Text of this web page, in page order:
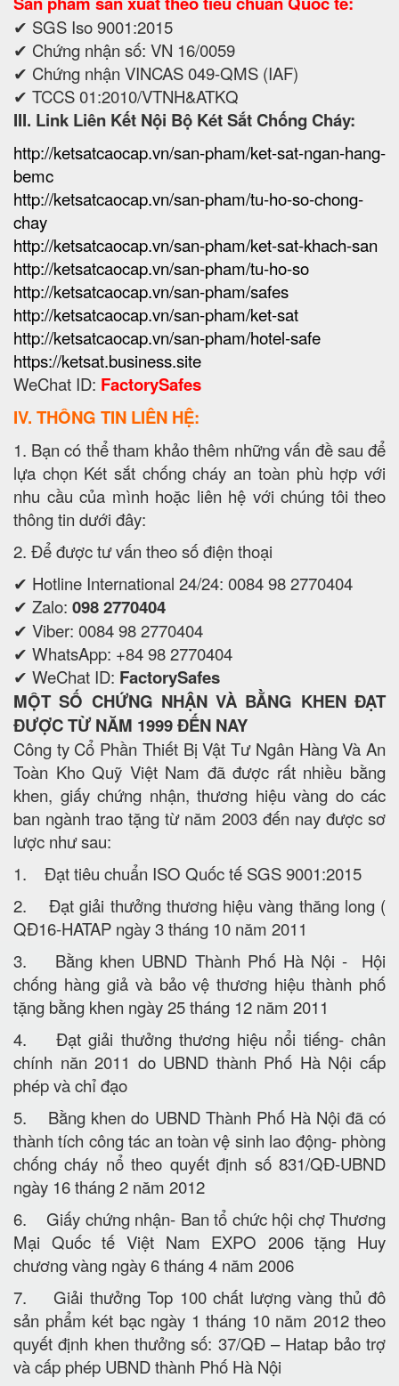
✔ SGS Iso 9001:2015
✔ Chứng nhận số: VN 16/0059
✔ Chứng nhận VINCAS 049-QMS (IAF)
✔ TCCS 01:2010/VTNH&ATKQ
III. Link Liên Kết Nội Bộ Két Sắt Chống Cháy:
http://ketsatcaocap.vn/san-pham/ket-sat-ngan-hang-
bemc
http://ketsatcaocap.vn/san-pham/tu-ho-so-chong-
chay
http://ketsatcaocap.vn/san-pham/ket-sat-khach-san
http://ketsatcaocap.vn/san-pham/tu-ho-so
http://ketsatcaocap.vn/san-pham/safes
http://ketsatcaocap.vn/san-pham/ket-sat
http://ketsatcaocap.vn/san-pham/hotel-safe
https://ketsat.business.site
WeChat ID: FactorySafes
IV. THÔNG TIN LIÊN HỆ:
1. Bạn có thể tham khảo thêm những vấn đề sau để
lựa chọn Két sắt chống cháy an toàn phù hợp với
nhu cầu của mình hoặc liên hệ với chúng tôi theo
thông tin dưới đây:
2. Để được tư vấn theo số điện thoại
✔ Hotline International 24/24: 0084 98 2770404
✔ Zalo: 098 2770404
✔ Viber: 0084 98 2770404
✔ WhatsApp: +84 98 2770404
✔ WeChat ID: FactorySafes
MỘT SỐ CHỨNG NHẬN VÀ BẰNG KHEN ĐẠT
ĐƯỢC TỪ NĂM 1999 ĐẾN NAY
Công ty Cổ Phần Thiết Bị Vật Tư Ngân Hàng Và An
Toàn Kho Quỹ Việt Nam đã được rất nhiều bằng
khen, giấy chứng nhận, thương hiệu vàng do các
ban ngành trao tặng từ năm 2003 đến nay được sơ
lược như sau:
1. Đạt tiêu chuẩn ISO Quốc tế SGS 9001:2015
2. Đạt giải thưởng thương hiệu vàng thăng long (
QĐ16-HATAP ngày 3 tháng 10 năm 2011
3. Bằng khen UBND Thành Phố Hà Nội - Hội
chống hàng giả và bảo vệ thương hiệu thành phố
tặng bằng khen ngày 25 tháng 12 năm 2011
4. Đạt giải thưởng thương hiệu nổi tiếng- chân
chính năn 2011 do UBND thành Phố Hà Nội cấp
phép và chỉ đạo
5. Bằng khen do UBND Thành Phố Hà Nội đã có
thành tích công tác an toàn vệ sinh lao động- phòng
chống cháy nổ theo quyết định số 831/QĐ-UBND
ngày 16 tháng 2 năm 2012
6. Giấy chứng nhận- Ban tổ chức hội chợ Thương
Mại Quốc tế Việt Nam EXPO 2006 tặng Huy
chương vàng ngày 6 tháng 4 năm 2006
7. Giải thưởng Top 100 chất lượng vàng thủ đô
sản phẩm két bạc ngày 1 tháng 10 năm 2012 theo
quyết định khen thưởng số: 37/QĐ – Hatap bảo trợ
và cấp phép UBND thành Phố Hà Nội